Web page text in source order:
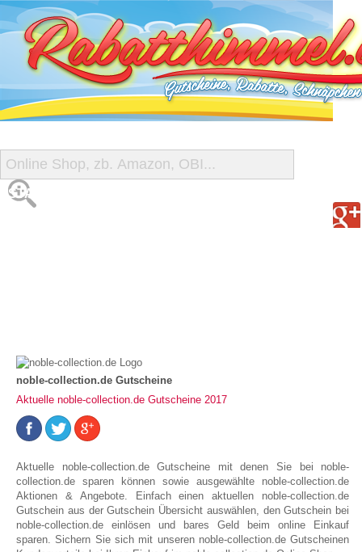
START
noble-collection.de Gutscheine
Aktuelle noble-collection.de Gutscheine 2017
Aktuelle noble-collection.de Gutscheine mit denen Sie bei noble-
collection.de sparen können sowie ausgewählte noble-collection.de
Aktionen & Angebote. Einfach einen aktuellen noble-collection.de
Gutschein aus der Gutschein Übersicht auswählen, den Gutschein bei
noble-collection.de einlösen und bares Geld beim online Einkauf
sparen. Sichern Sie sich mit unseren noble-collection.de Gutscheinen